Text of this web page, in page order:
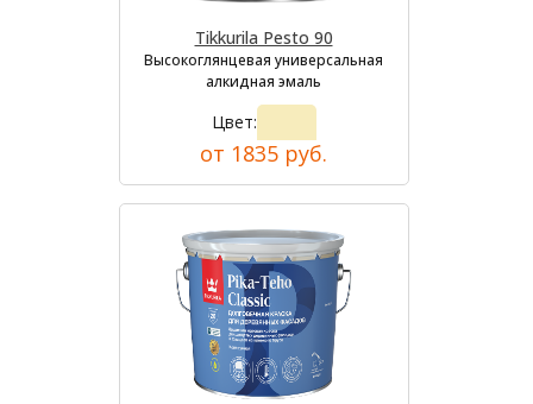
Tikkurila Pesto 90
Высокоглянцевая универсальная
алкидная эмаль
Цвет:
от 1835 руб.